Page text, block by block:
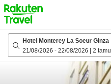
to
top
page
Hotel Monterey La Soeur Ginza
21/08/2026 - 22/08/2026 2 tamu